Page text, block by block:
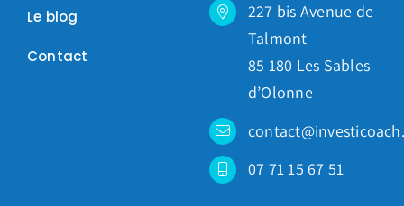
Le blog
Contact
227 bis Avenue de
Talmont
85 180 Les Sables
d’Olonne
07 71 15 67 51